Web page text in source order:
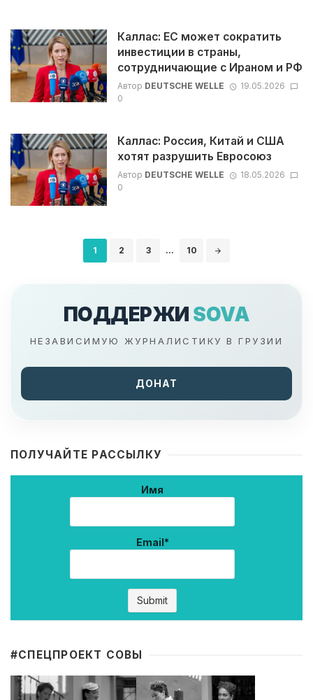
Каллас: ЕС может cократить
инвестиции в страны,
сотрудничающие с Ираном и РФ
Автор DEUTSCHE WELLE
19.05.2026
0
Каллас: Россия, Китай и США
хотят разрушить Евросоюз
Автор DEUTSCHE WELLE
18.05.2026
0
1 2 3 ... 10
ПОДДЕРЖИ SOVA
НЕЗАВИСИМУЮ ЖУРНАЛИСТИКУ В ГРУЗИИ
ДОНАТ
ПОЛУЧАЙТЕ РАССЫЛКУ
Имя
Email*
#CПЕЦПРОЕКТ СОВЫ